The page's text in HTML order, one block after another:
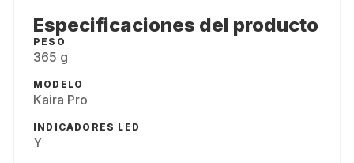
Especificaciones del producto
PESO
365 g
MODELO
Kaira Pro
INDICADORES LED
Y